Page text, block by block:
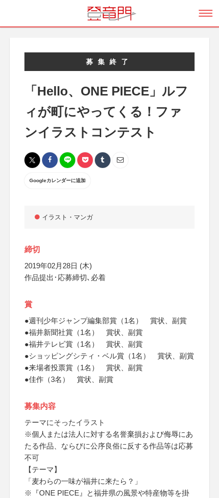
募集終了
「Hello、ONE PIECE」ルフ
ィが町にやってくる！ファ
ンイラストコンテスト
Googleカレンダーに追加
イラスト・マンガ
締切
2019年02月28日 (木)
作品提出･応募締切､必着
賞
●週刊少年ジャンプ編集部賞（1名） 賞状、副賞
●福井新聞社賞（1名） 賞状、副賞
●福井テレビ賞（1名） 賞状、副賞
●ショッピングシティ・ベル賞（1名） 賞状、副賞
●来場者投票賞（1名） 賞状、副賞
●佳作（3名） 賞状、副賞
募集内容
テーマにそったイラスト
※個人または法人に対する名誉棄損および侮辱にあ
たる作品、ならびに公序良俗に反する作品等は応募
不可
【テーマ】
「麦わらの一味が福井に来たら？」
※『ONE PIECE』と福井県の風景や特産物等を掛